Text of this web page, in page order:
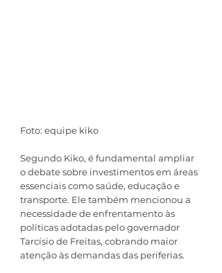
Foto: equipe kiko
Segundo Kiko, é fundamental ampliar
o debate sobre investimentos em áreas
essenciais como saúde, educação e
transporte. Ele também mencionou a
necessidade de enfrentamento às
políticas adotadas pelo governador
Tarcísio de Freitas, cobrando maior
atenção às demandas das periferias.